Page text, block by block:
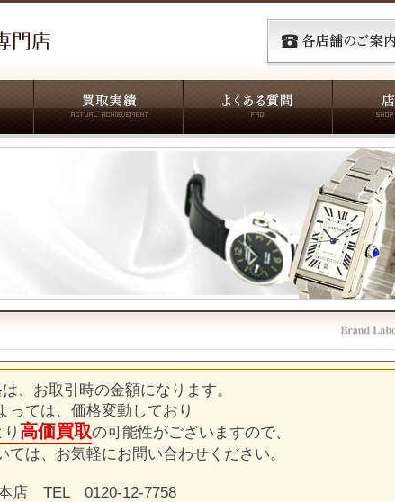
、お取引時の金額になります。
っては、価格変動しており
高価買取の可能性がございますので、
ては、お気軽にお問い合わせください。
店 TEL 0120-12-7758